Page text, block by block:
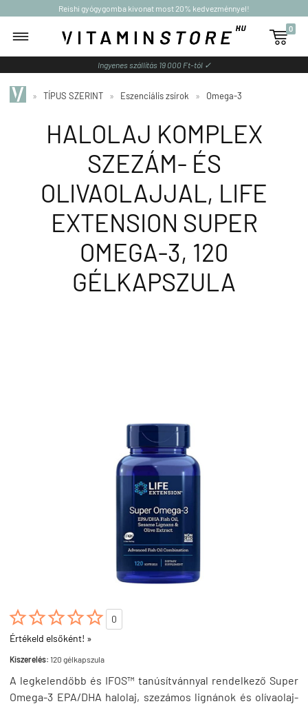
Reishi gyógygomba kivonat most 20% kedvezménnyel!

0
Ingyenes szállítás 19 000 Ft-tól ✓
» TÍPUS SZERINT » Eszenciális zsírok » Omega-3
HALOLAJ KOMPLEX
SZEZÁM- ÉS
OLIVAOLAJJAL, LIFE
EXTENSION SUPER
OMEGA-3, 120
GÉLKAPSZULA

0
Értékeld elsőként! »
Kiszerelés: 120 gélkapszula
A legkelendőbb és IFOS™ tanúsítvánnyal rendelkező Super
Omega-3 EPA/DHA halolaj, szezámos lignánok és olívaolaj-